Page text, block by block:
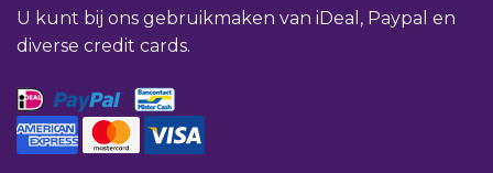
U kunt bij ons gebruikmaken van iDeal, Paypal en
diverse credit cards.